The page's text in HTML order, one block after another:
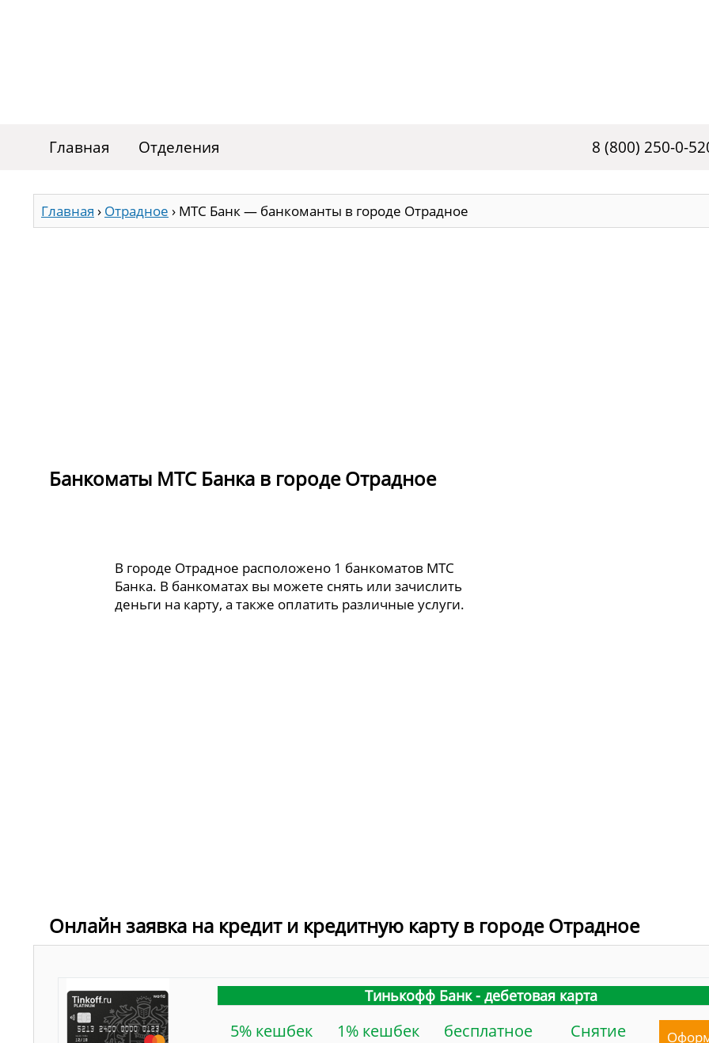
Главная Отделения 8 (800) 250-0-
Главная › Отрадное › МТС Банк — банкоманты в городе Отрадное
Банкоматы МТС Банка в городе Отрадное
В городе Отрадное расположено 1 банкоматов МТС
Банка. В банкоматах вы можете снять или зачислить
деньги на карту, а также оплатить различные услуги.
Онлайн заявка на кредит и кредитную карту в городе Отрадное
Тинькофф Банк - дебетовая карта
5% кешбек 1% кешбек бесплатное
Снятие